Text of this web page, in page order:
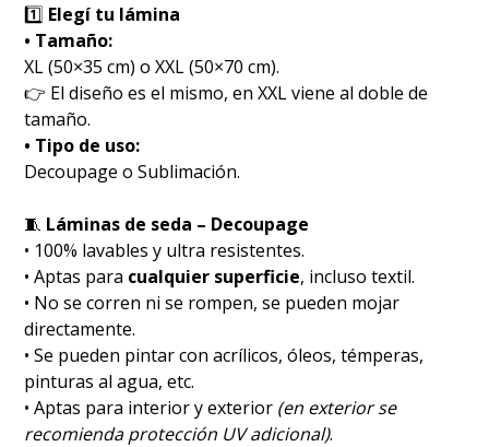
1️⃣ Elegí tu lámina
• Tamaño:
XL (50×35 cm) o XXL (50×70 cm).
👉 El diseño es el mismo, en XXL viene al doble de
tamaño.
• Tipo de uso:
Decoupage o Sublimación.
🧵 Láminas de seda – Decoupage
• 100% lavables y ultra resistentes.
• Aptas para cualquier superficie, incluso textil.
• No se corren ni se rompen, se pueden mojar
directamente.
• Se pueden pintar con acrílicos, óleos, témperas,
pinturas al agua, etc.
• Aptas para interior y exterior (en exterior se
recomienda protección UV adicional).